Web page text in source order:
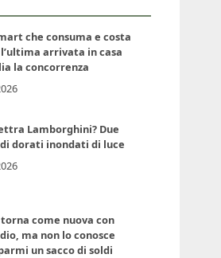
che consuma e costa
arrivata in casa
la concorrenza
Lamborghini? Due
dorati inondati di luce
come nuova con
ma non lo conosce
un sacco di soldi